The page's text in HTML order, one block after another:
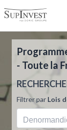
- Toute la
Filtrer par Lois